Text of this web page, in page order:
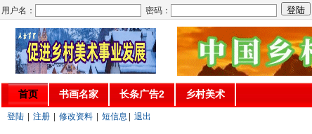
用户名： 密码：
首页 书画名家 长条广告2 乡村美术
登陆 注册 修改资料 短信息 退出